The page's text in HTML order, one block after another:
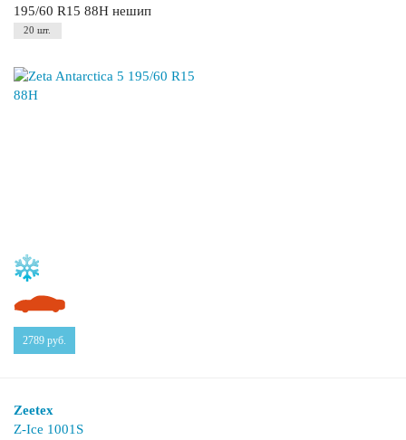
195/60 R15 88H нешип
20 шт.
2789 руб.
Zeetex
Z-Ice 1001S